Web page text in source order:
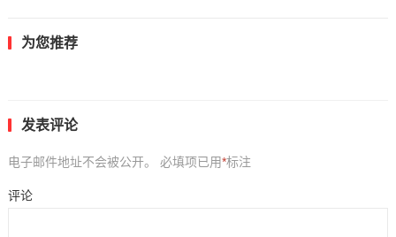
为您推荐
发表评论
电子邮件地址不会被公开。 必填项已用*标注
评论